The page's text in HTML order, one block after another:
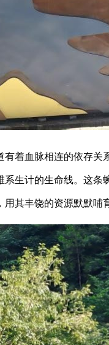
着血脉相连的依存
生计的生命线。这
其丰饶的资源默默哺